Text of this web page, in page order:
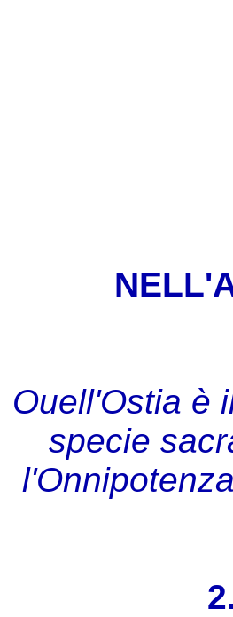
Ouell'Ostia è
specie